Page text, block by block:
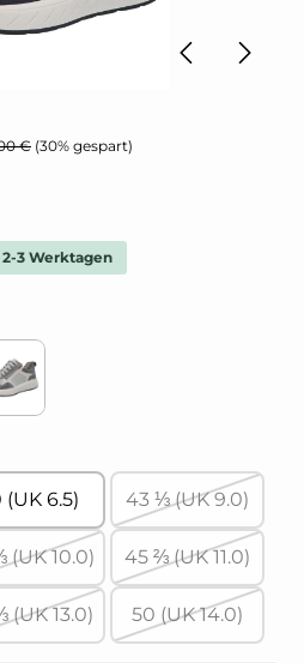
Preis:
€ (30% gespart)
3 Werktagen
(UK 6.5) 43 ⅓ (UK 9.0)
(Diese
zurzeit nicht verfügbar.)
(UK 10.0)
(Diese Option ist zurzeit nicht
45 ⅔ (UK 11.0)
(Diese
zurzeit nicht verfügbar.)
(UK 13.0)
(Diese Option ist zurzeit nicht
50 (UK 14.0)
(Diese